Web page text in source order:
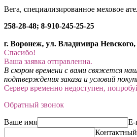
Вега, специализированное меховое
258-28-48; 8-910-245-25-25
г. Воронеж, ул. Владимира Невского,
Спасибо!
Ваша заявка отправленна.
В скором времени с вами свяжется
подтверждения заказа и условий
Сервер временно недоступен,
Обратный звонок
Ваше имя
E-